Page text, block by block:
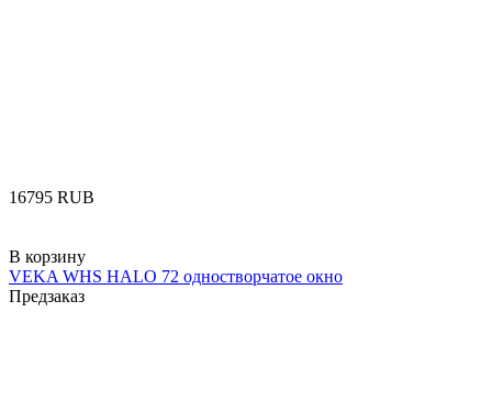
‍16795‍ RUB
В корзину
VEKA WHS HALO 72 одностворчатое окно
Предзаказ